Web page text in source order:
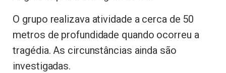
O grupo realizava atividade a cerca de 50
metros de profundidade quando ocorreu a
tragédia. As circunstâncias ainda são
investigadas.